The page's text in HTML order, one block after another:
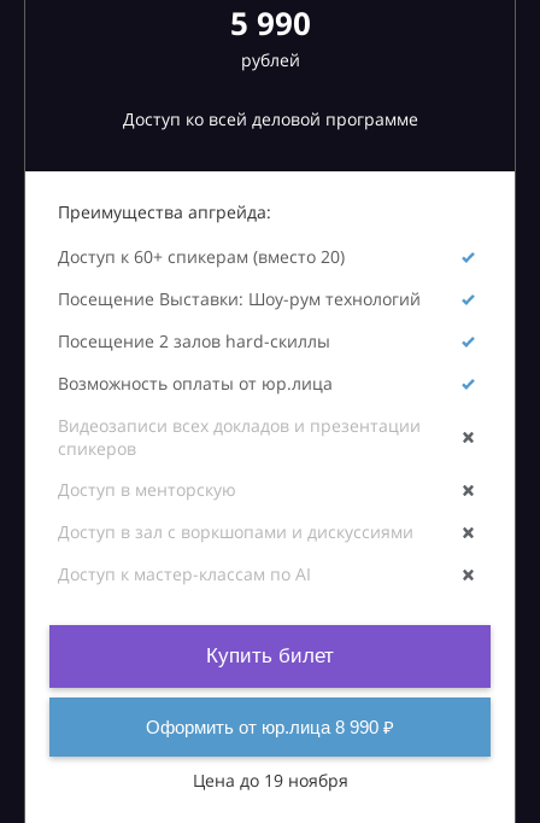
5 990
рублей
Доступ ко всей деловой программе
Преимущества апгрейда:
Доступ к 60+ спикерам (вместо 20)
Посещение Выставки: Шоу-рум технологий
Посещение 2 залов hard-скиллы
Возможность оплаты от юр.лица
Видеозаписи всех докладов и презентации
спикеров
Доступ в менторскую
Доступ в зал с воркшопами и дискуссиями
Доступ к мастер-классам по AI
Купить билет
Оформить от юр.лица 8 990 ₽
Цена до 19 ноября